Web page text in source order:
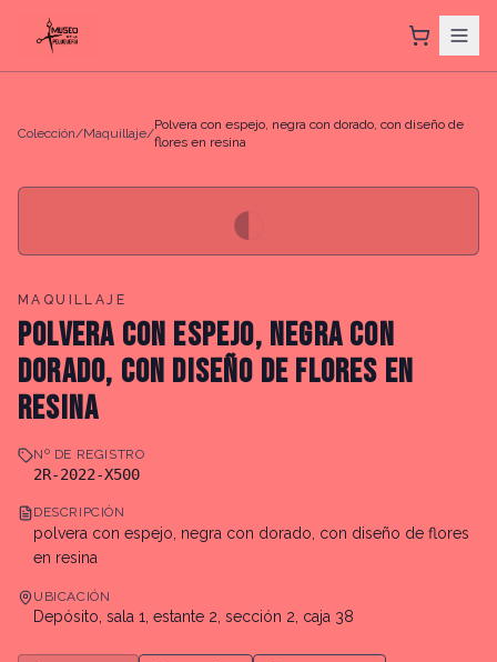
Colección/Maquillaje/
Polvera con espejo, negra con dorado, con diseño de
flores en resina
◐
MAQUILLAJE
POLVERA CON ESPEJO, NEGRA CON
DORADO, CON DISEÑO DE FLORES EN
RESINA
Nº DE REGISTRO
2R-2022-X500
DESCRIPCIÓN
polvera con espejo, negra con dorado, con diseño de flores
en resina
UBICACIÓN
Depósito, sala 1, estante 2, sección 2, caja 38